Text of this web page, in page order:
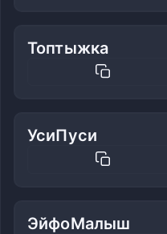
Топтыжка
УсиПуси
ЭйфоМалыш